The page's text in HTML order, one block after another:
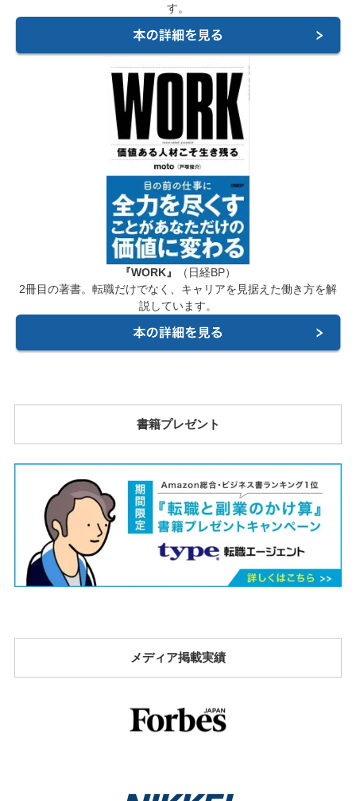
す。
『WORK』
（日経BP）
2冊目の著書。転職だけでなく、キャリアを見据えた働き方を解
説しています。
書籍プレゼント
メディア掲載実績